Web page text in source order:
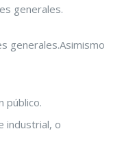
generales.
generales.Asimismo
público.
industrial, o